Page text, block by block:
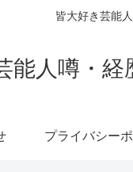
皆大好き芸能
能人噂・経
プライバシー